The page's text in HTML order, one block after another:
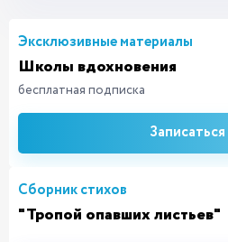
Эксклюзивные материалы
Школы вдохновения
бесплатная подписка
Записаться
Сборник стихов
"Тропой опавших листьев"